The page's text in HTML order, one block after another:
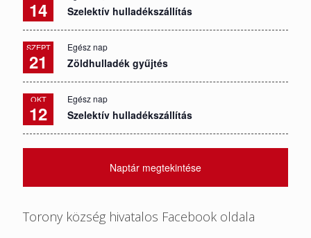
14 Szelektív hulladékszállítás
SZEPT
21
Egész nap
Zöldhulladék gyűjtés
OKT
12
Egész nap
Szelektív hulladékszállítás
Naptár megtekintése
Torony község hivatalos Facebook oldala